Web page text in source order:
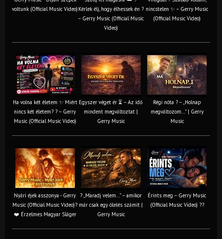
voltunk (Official Music Video) Kérlek élj, hogy élhessek én ?
– Gerry Music (Official Music
Video)
nincstelen ✨ – Gerry Music
(Official Music Video)
Ha volna két életem ✨ Miért
nincs két életem? ? – Gerry
Music (Official Music Video)
Egyszer véget ér ⏳ – Az idő
mindent megváltoztat |
Gerry Music
Régi nóta ? – „Holnap
megváltozom…” | Gerry
Music
Nyári éjek asszonya - Gerry
Music (Official Music Video)?
❤️ Érzelmes Magyar Sláger
? „Maradj velem…” – amikor
már csak egy ölelés számít |
Gerry Music
Érints meg – Gerry Music
(Official Music Video) ??